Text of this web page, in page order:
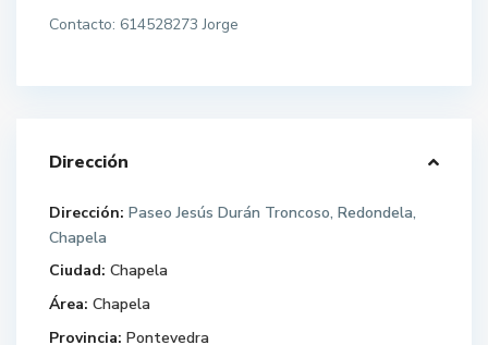
Contacto: 614528273 Jorge
Dirección
Dirección: Paseo Jesús Durán Troncoso, Redondela,
Chapela
Ciudad: Chapela
Área: Chapela
Provincia: Pontevedra